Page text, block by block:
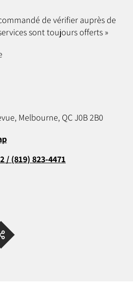
de vérifier auprès de
sont toujours offerts »
Melbourne, QC J0B 2B0
/ (819) 823-4471